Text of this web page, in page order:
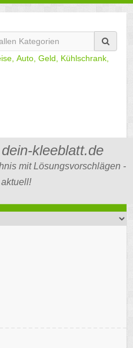
Auto, Geld, Kühlschrank,
kleeblatt.de
mit Lösungsvorschlägen -